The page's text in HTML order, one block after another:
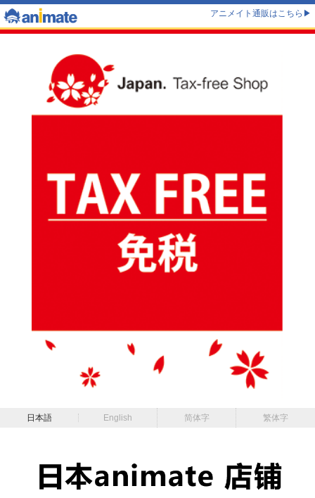
アニメイト通販はこちら ▶
日本語 English 简体字 繁体字